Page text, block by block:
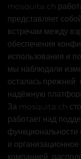
mosquita.ch
представляет
встречам между
обеспечения
использования и
мы наблюдали
осталась прежней:
надёжную
За mosquita.ch
работает над
функциональности
и
компанией,